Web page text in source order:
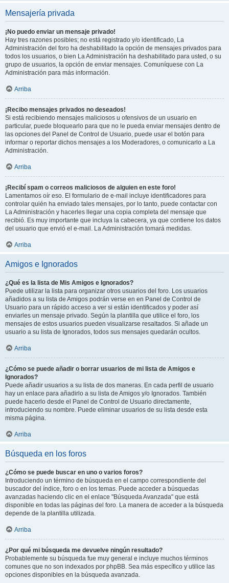
Mensajería privada
¡No puedo enviar un mensaje privado!
Hay tres razones posibles; no está registrado y/o identificado, La
Administración del foro ha deshabilitado la opción de mensajes privados para
todos los usuarios, o bien La Administración ha deshabilitado para usted, o su
grupo de usuarios, la opción de enviar mensajes. Comuníquese con La
Administración para más información.
Arriba
¡Recibo mensajes privados no deseados!
Si está recibiendo mensajes maliciosos u ofensivos de un usuario en
particular, puede bloquearlo para que no le pueda enviar mensajes dentro de
las opciones del Panel de Control de Usuario, puede usar el botón para
informar o reportar dichos mensajes a los Moderadores, o comunicarlo a La
Administración.
Arriba
¡Recibí spam o correos maliciosos de alguien en este foro!
Lamentamos oír eso. El formulario de e-mail incluye identificadores para
controlar quién ha enviado tales mensajes, por lo tanto, puede contactar con
La Administración y hacerles llegar una copia completa del mensaje que
recibió. Es muy importante que incluya la cabecera, ya que contiene los datos
del usuario que envió el e-mail. La Administración tomará medidas.
Arriba
Amigos e Ignorados
¿Qué es la lista de Mis Amigos e Ignorados?
Puede utilizar la lista para organizar otros usuarios del foro. Los usuarios
añadidos a su lista de Amigos podrán verse en en Panel de Control de
Usuario para un rápido acceso a ver si están identificados y poder así
enviarles un mensaje privado. Según la plantilla que utilice el foro, los
mensajes de estos usuarios pueden visualizarse resaltados. Si añade un
usuario a su lista de Ignorados, todos sus mensajes quedarán ocultos.
Arriba
¿Cómo se puede añadir o borrar usuarios de mi lista de Amigos e
Ignorados?
Puede añadir usuarios a su lista de dos maneras. En cada perfil de usuario
hay un enlace para añadirlo a su lista de Amigos y/o Ignorados. También
puede hacerlo desde el Panel de Control de Usuario directamente,
introduciendo su nombre. Puede eliminar usuarios de su lista desde esta
misma página.
Arriba
Búsqueda en los foros
¿Cómo se puede buscar en uno o varios foros?
Introduciendo un término de búsqueda en el campo correspondiente del
buscador del índice, foro o en los temas. Puede acceder a búsquedas
avanzadas haciendo clic en el enlace "Búsqueda Avanzada" que está
disponible en todas las páginas del foro. La manera de acceder a la búsqueda
depende de la plantilla utilizada.
Arriba
¿Por qué mi búsqueda me devuelve ningún resultado?
Probablemente su búsqueda fue muy general e incluye muchos términos
comunes que no son indexados por phpBB. Sea más específico y utilice las
opciones disponibles en la búsqueda avanzada.